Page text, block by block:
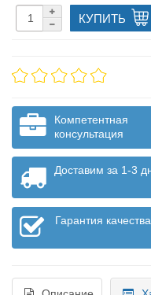
КУПИТЬ
Компетентная
консультация
Доставим за 1-3
Гарантия качества